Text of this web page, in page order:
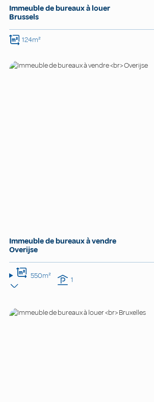
Immeuble de bureaux à louer
Brussels
124m²
Immeuble de bureaux à vendre
Overijse
550m² 1